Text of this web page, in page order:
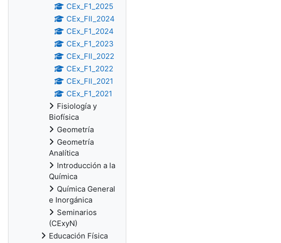
CEx_F1_2025
CEx_FII_2024
CEx_F1_2024
CEx_F1_2023
CEx_FII_2022
CEx_F1_2022
CEx_FII_2021
CEx_F1_2021
Fisiología y
Biofísica
Geometría
Geometría
Analítica
Introducción a la
Química
Química General
e Inorgánica
Seminarios
(CExyN)
Educación Física